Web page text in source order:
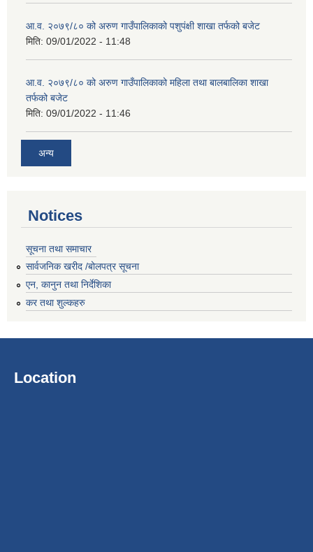
आ.व. २०७९/८० को अरुण गाउँपालिकाको पशुपंक्षी शाखा तर्फको बजेट
मिति: 09/01/2022 - 11:48
आ.व. २०७९/८० को अरुण गाउँपालिकाको महिला तथा बालबालिका शाखा
तर्फको बजेट
मिति: 09/01/2022 - 11:46
अन्य
Notices
सूचना तथा समाचार
सार्वजनिक खरीद /बोलपत्र सूचना
एन, कानुन तथा निर्देशिका
कर तथा शुल्कहरु
Location